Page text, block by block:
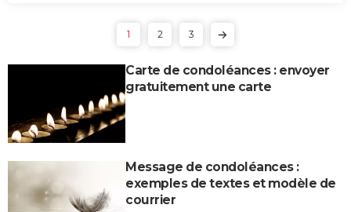
1 2 3
Carte de condoléances : envoyer
gratuitement une carte
Message de condoléances :
exemples de textes et modèle de
courrier